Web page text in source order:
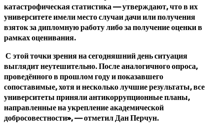
катастрофическая статистика — утверждают, что в их
университете имели место случаи дачи или получения
взяток за дипломную работу либо за получение оценки в
рамках оценивания.
С этой точки зрения на сегодняшний день ситуация
выглядит неутешительно. После аналогичного опроса,
проведённого в прошлом году и показавшего
сопоставимые, хотя и несколько лучшие результаты, все
университеты приняли антикоррупционные планы,
направленные на укрепление академической
добросовестности», — отметил Дан Перчун.